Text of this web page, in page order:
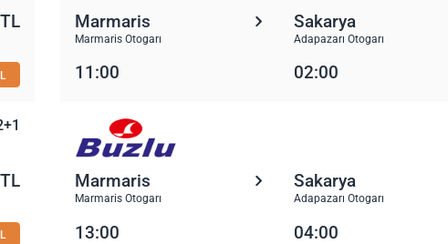
Marmaris
Marmaris Otogarı
Sakarya
Adapazarı Otogarı
11:00 02:00
Marmaris
Marmaris Otogarı
Sakarya
Adapazarı Otogarı
13:00 04:00